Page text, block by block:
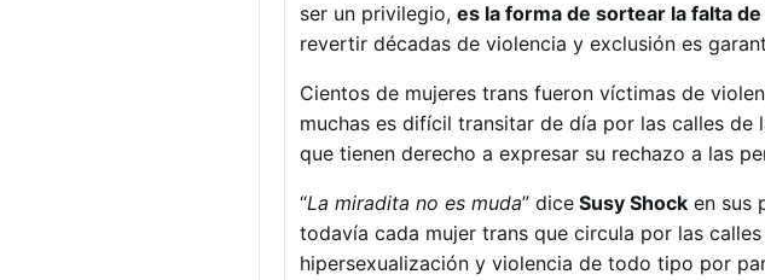
ser un privilegio, es la forma de sortear la falta
revertir décadas de violencia y exclusión es
Cientos de mujeres trans fueron víctimas de
muchas es difícil transitar de día por las calles de
que tienen derecho a expresar su rechazo a las
“La miradita no es muda” dice Susy Shock en sus
todavía cada mujer trans que circula por las
hipersexualización y violencia de todo tipo por